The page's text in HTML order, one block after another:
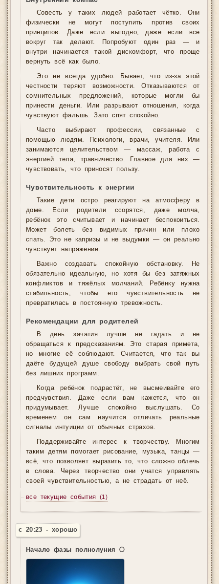
Совесть у таких людей работает чётко. Они
физически не могут поступить против своих
принципов. Даже если выгодно, даже если все
вокруг так делают. Попробуют один раз — и
внутри начинается такой дискомфорт, что проще
вернуть всё как было.
Это не всегда удобно. Бывает, что из-за этой
честности теряют возможности. Отказываются от
сомнительных предложений, которые могли бы
принести деньги. Или разрывают отношения, когда
чувствуют фальшь. Зато спят спокойно.
Часто выбирают профессии, связанные с
помощью людям. Психологи, врачи, учителя. Или
занимаются целительством — массаж, работа с
энергией тела, травничество. Главное для них —
чувствовать, что приносят пользу.
Чувствительность к энергии
Такие дети остро реагируют на атмосферу в
доме. Если родители ссорятся, даже молча,
ребёнок это считывает и начинает беспокоиться.
Может болеть без видимых причин или плохо
спать. Это не капризы и не выдумки — он реально
чувствует напряжение.
Важно создавать спокойную обстановку. Не
обязательно идеальную, но хотя бы без затяжных
конфликтов и тяжёлых молчаний. Ребёнку нужна
стабильность, чтобы его чувствительность не
превратилась в постоянную тревожность.
Рекомендации для родителей
В день зачатия лучше не гадать и не
обращаться к предсказаниям. Это старая примета,
но многие её соблюдают. Считается, что так вы
даёте будущей душе свободу выбрать свой путь
без лишних программ.
Когда ребёнок подрастёт, не высмеивайте его
предчувствия. Даже если вам кажется, что он
придумывает. Лучше спокойно выслушать. Со
временем он сам научится отличать реальные
сигналы интуиции от обычных страхов.
Поддерживайте интерес к творчеству. Многим
таким детям помогает рисование, музыка, танцы —
всё, что позволяет выразить то, что сложно облечь
в слова. Через творчество они учатся управлять
своей чувствительностью, а не страдать от неё.
все текущие события (1)
с 20:23 - хорошо
Начало фазы полнолуния 🌕